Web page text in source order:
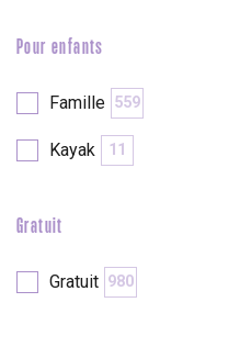
Pour enfants
Famille 559
Kayak 11
Gratuit
Gratuit 980